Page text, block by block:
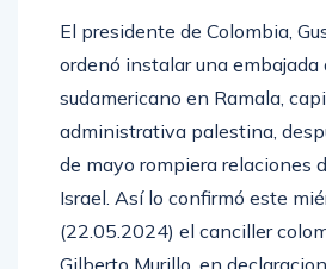
El presidente de Colombia,
ordenó instalar una embajada
sudamericano en Ramala,
administrativa palestina,
de mayo rompiera relaciones
Israel. Así lo confirmó este
(22.05.2024) el canciller